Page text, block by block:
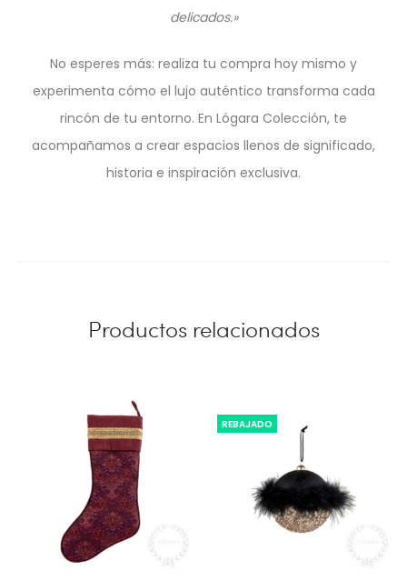
delicados.»
No esperes más: realiza tu compra hoy mismo y
experimenta cómo el lujo auténtico transforma cada
rincón de tu entorno. En Lógara Colección, te
acompañamos a crear espacios llenos de significado,
historia e inspiración exclusiva.
Productos relacionados
REBAJADO